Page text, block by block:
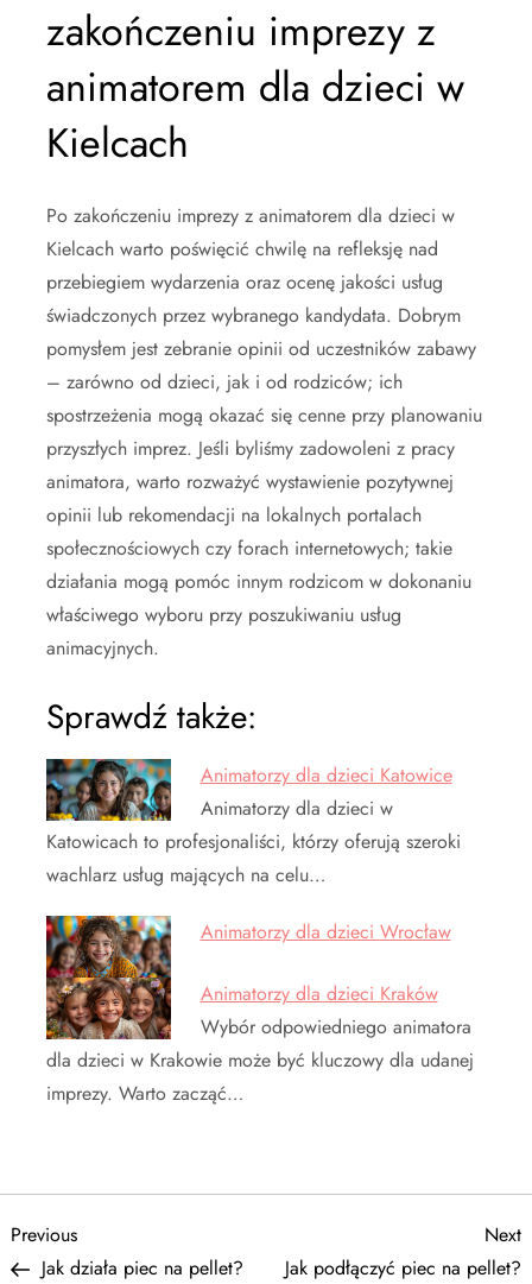
zakończeniu imprezy z
animatorem dla dzieci w
Kielcach
Po zakończeniu imprezy z animatorem dla dzieci w
Kielcach warto poświęcić chwilę na refleksję nad
przebiegiem wydarzenia oraz ocenę jakości usług
świadczonych przez wybranego kandydata. Dobrym
pomysłem jest zebranie opinii od uczestników zabawy
– zarówno od dzieci, jak i od rodziców; ich
spostrzeżenia mogą okazać się cenne przy planowaniu
przyszłych imprez. Jeśli byliśmy zadowoleni z pracy
animatora, warto rozważyć wystawienie pozytywnej
opinii lub rekomendacji na lokalnych portalach
społecznościowych czy forach internetowych; takie
działania mogą pomóc innym rodzicom w dokonaniu
właściwego wyboru przy poszukiwaniu usług
animacyjnych.
Sprawdź także:
Animatorzy dla dzieci Katowice
Animatorzy dla dzieci w
Katowicach to profesjonaliści, którzy oferują szeroki
wachlarz usług mających na celu…
Animatorzy dla dzieci Wrocław
Animatorzy dla dzieci Kraków
Wybór odpowiedniego animatora
dla dzieci w Krakowie może być kluczowy dla udanej
imprezy. Warto zacząć…
N
Previous
Post
Previous
Jak działa piec na pellet?
Next
Jak podłączyć piec na pellet?